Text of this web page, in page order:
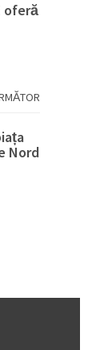
oferă
Nord